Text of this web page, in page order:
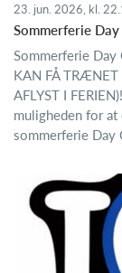
23. jun. 2026, kl.
Sommerferie
Sommerferie Day
KAN FÅ
AFLYST I
muligheden for
sommerferie Day